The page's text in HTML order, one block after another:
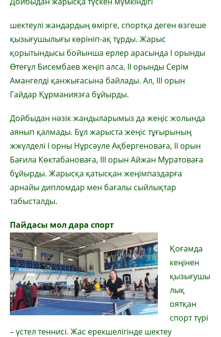
шектеулі жандардың өмірге, спортқа деген өзгеше
қызығушылығы көрініп-ақ тұрды. Жарыс
қорытындысы бойынша ерлер арасында І орынды
Өтеғұл Бисембаев жеңіп алса, ІІ орынды Серім
Амангелді қанжығасына байлады. Ал, ІІІ орын
Гайдар Құрманиязға бұйырды.
Дойбыдан нәзік жандыларымыз да жеңіс жолында
аянып қалмады. Бұл жарыста жеңіс тұғырының
жжүлделі І орны Нұрсәуле Ақбергеноваға, ІІ орын
Бағила Көктабановаға, ІІІ орын Айжан Муратоваға
бұйырды. Жарысқа қатысқан жеңімпаздарға
арнайы дипломдар мен бағалы сыйлықтар
табысталды.
Пайдасы мол дара спорт
Қоғамда
кеңінен
қызығушы
лық
оятқан
спорт түрі
– үстел теннисі. Жас ерекшелігінде шектеу